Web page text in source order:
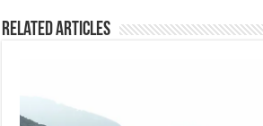
Related Articles